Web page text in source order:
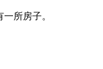
所房子。